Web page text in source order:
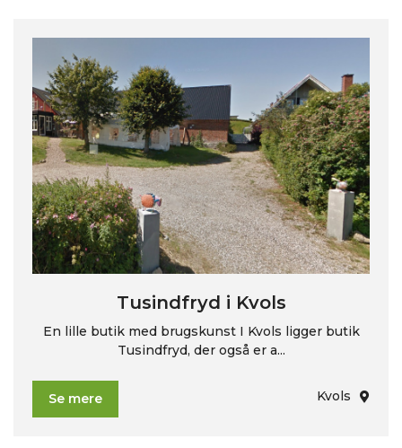
Tusindfryd i Kvols
En lille butik med brugskunst I Kvols ligger butik
Tusindfryd, der også er a...
Se mere Kvols